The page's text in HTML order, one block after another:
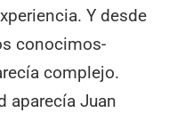
Y desde
conocimos-
complejo.
aparecía Juan